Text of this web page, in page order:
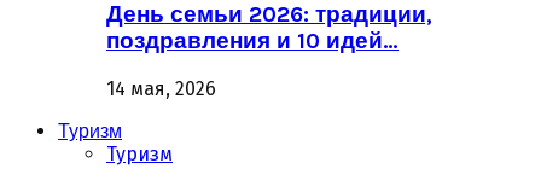
День семьи 2026: традиции,
поздравления и 10 идей…
14 мая, 2026
Туризм
Туризм